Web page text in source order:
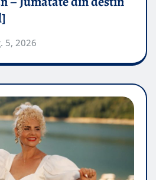
5, 2026